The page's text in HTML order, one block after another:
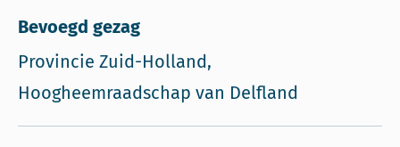
Bevoegd gezag
Provincie Zuid-Holland,
Hoogheemraadschap van Delfland